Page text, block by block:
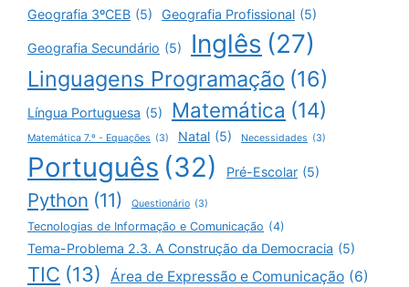
Geografia 3ºCEB (5) Geografia Profissional (5)
Geografia Secundário (5) Inglês (27)
Linguagens Programação (16)
Língua Portuguesa (5) Matemática (14)
Matemática 7.º - Equações (3) Natal (5) Necessidades (3)
Português (32) Pré-Escolar (5)
Python (11) Questionário (3)
Tecnologias de Informação e Comunicação (4)
Tema-Problema 2.3. A Construção da Democracia (5)
TIC (13) Área de Expressão e Comunicação (6)